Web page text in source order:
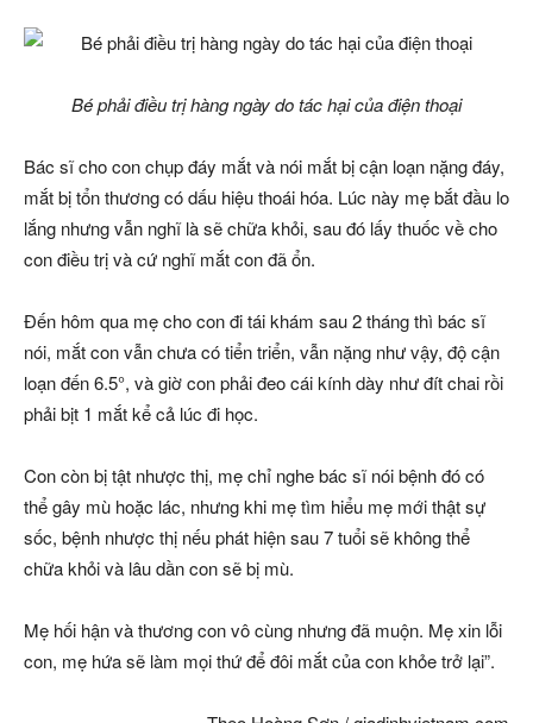
Bé phải điều trị hàng ngày do tác hại của điện thoại
Bác sĩ cho con chụp đáy mắt và nói mắt bị cận loạn nặng đáy,
mắt bị tổn thương có dấu hiệu thoái hóa. Lúc này mẹ bắt đầu lo
lắng nhưng vẫn nghĩ là sẽ chữa khỏi, sau đó lấy thuốc về cho
con điều trị và cứ nghĩ mắt con đã ổn.
Đến hôm qua mẹ cho con đi tái khám sau 2 tháng thì bác sĩ
nói, mắt con vẫn chưa có tiển triển, vẫn nặng như vậy, độ cận
loạn đến 6.5°, và giờ con phải đeo cái kính dày như đít chai rồi
phải bịt 1 mắt kể cả lúc đi học.
Con còn bị tật nhược thị, mẹ chỉ nghe bác sĩ nói bệnh đó có
thể gây mù hoặc lác, nhưng khi mẹ tìm hiểu mẹ mới thật sự
sốc, bệnh nhược thị nếu phát hiện sau 7 tuổi sẽ không thể
chữa khỏi và lâu dần con sẽ bị mù.
Mẹ hối hận và thương con vô cùng nhưng đã muộn. Mẹ xin lỗi
con, mẹ hứa sẽ làm mọi thứ để đôi mắt của con khỏe trở lại”.